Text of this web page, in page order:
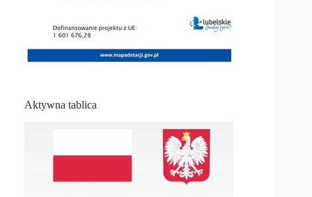
Aktywna tablica